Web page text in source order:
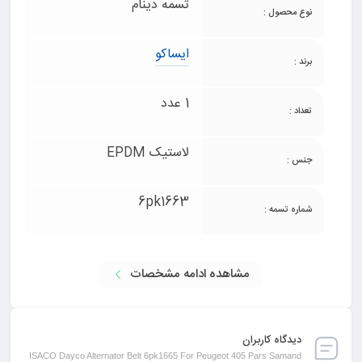
نوع محصول : تسمه دینام
برند : ایساکو
تعداد : 1 عدد
جنس : لاستیک EPDM
شماره تسمه : 6pk1663
مشاهده ادامه مشخصات
دیدگاه کاربران
ISACO Dayco Alternator Belt 6pk1665 For Peugeot 405 Pars Samand